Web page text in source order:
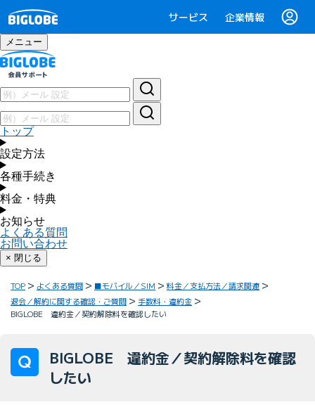
サービス 企業情報
メニュー
トップ
設定方法
各種手続き
料金・特典
お知らせ
よくある質問
お問い合わせ
× 閉じる
TOP よくある質問 ■モバイル／SIM
料金／支払方法／請求関連
退会／解約に関する確認・ご質問
手数料・違約金
BIGLOBE 違約金／契約解除料を確認したい
BIGLOBE 違約金／契約解除料を確認
したい